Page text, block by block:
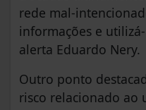
rede mal-
informações e
alerta Eduardo Nery.
Outro ponto
risco relacionado ao